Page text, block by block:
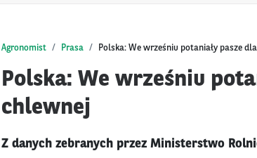
Agronomist Prasa Polska: We wrześniu potaniały pasze
Polska: We wrześniu
chlewnej
Z danych zebranych przez Ministerstwo